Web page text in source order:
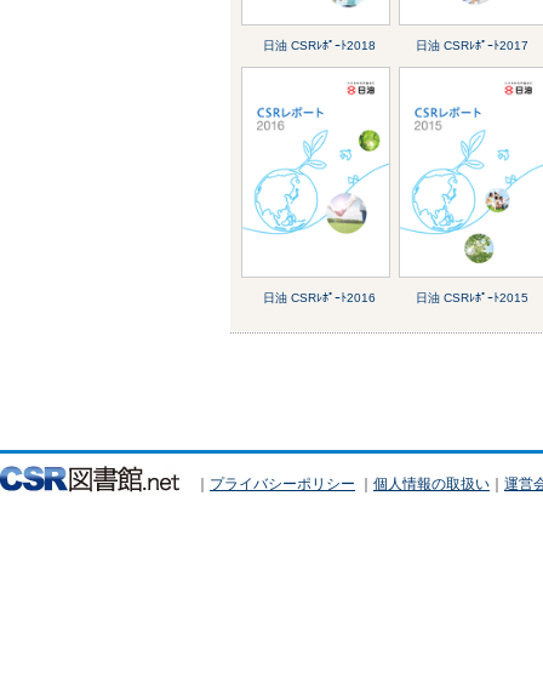
日油 CSRﾚﾎﾟｰﾄ2018 日油 CSRﾚﾎﾟｰﾄ2017
日油 CSRﾚﾎﾟｰﾄ2016 日油 CSRﾚﾎﾟｰﾄ2015
｜ プライバシーポリシー ｜ 個人情報の取扱い ｜ 運営